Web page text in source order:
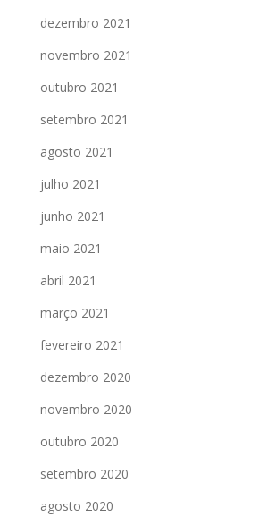
dezembro 2021
novembro 2021
outubro 2021
setembro 2021
agosto 2021
julho 2021
junho 2021
maio 2021
abril 2021
março 2021
fevereiro 2021
dezembro 2020
novembro 2020
outubro 2020
setembro 2020
agosto 2020